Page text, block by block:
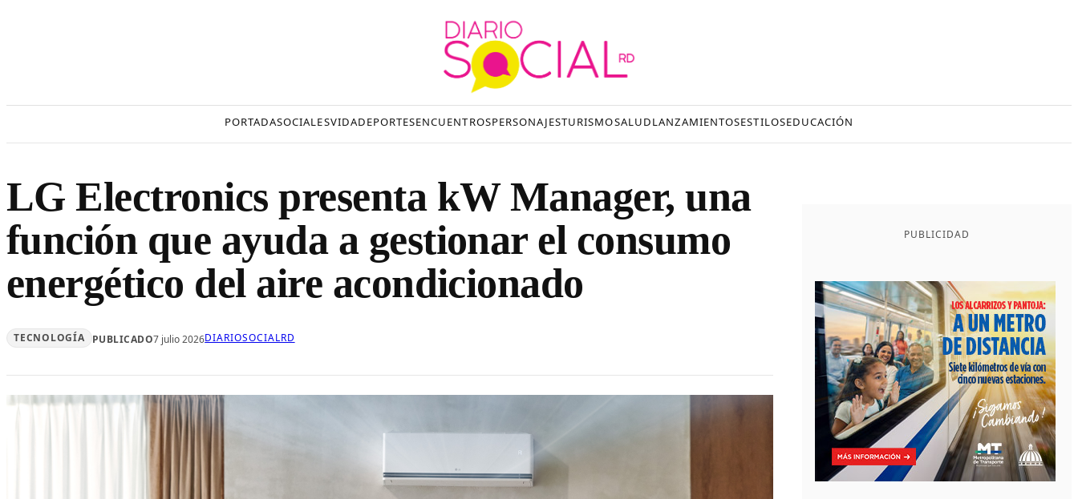
PORTADASOCIALESVIDADEPORTESENCUENTROSPERSONAJESTURISMOSALUDLANZAMIENTOSESTILOSEDUCACIÓN
LG Electronics presenta kW Manager, una
función que ayuda a gestionar el consumo
energético del aire acondicionado
TECNOLOGÍA PUBLICADO7 julio 2026DIARIOSOCIALRD
PUBLICIDAD